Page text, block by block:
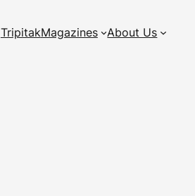
TripitakMagazines About Us